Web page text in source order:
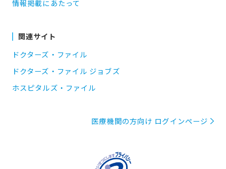
情報掲載にあたって
関連サイト
ドクターズ・ファイル
ドクターズ・ファイル ジョブズ
ホスピタルズ・ファイル
医療機関の方向け ログインページ